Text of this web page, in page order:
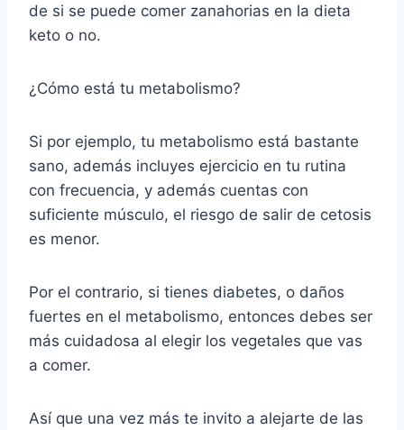
de si se puede comer zanahorias en la dieta
keto o no.
¿Cómo está tu metabolismo?
Si por ejemplo, tu metabolismo está bastante
sano, además incluyes ejercicio en tu rutina
con frecuencia, y además cuentas con
suficiente músculo, el riesgo de salir de cetosis
es menor.
Por el contrario, si tienes diabetes, o daños
fuertes en el metabolismo, entonces debes ser
más cuidadosa al elegir los vegetales que vas
a comer.
Así que una vez más te invito a alejarte de las